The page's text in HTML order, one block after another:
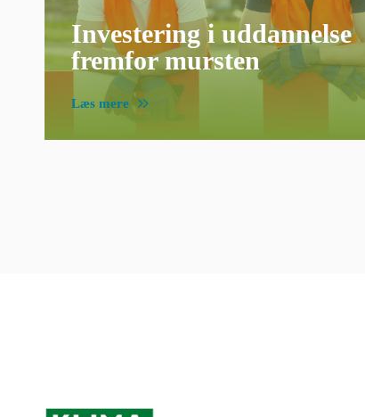
Investering i uddannelse
fremfor mursten
Læs mere